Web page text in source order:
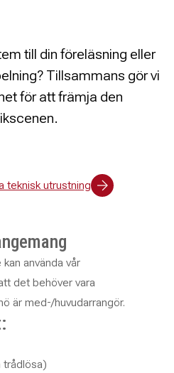
till din föreläsning eller
Tillsammans gör vi
för att främja den
teknisk utrustning
använda vår
det behöver vara
är med-/huvudarrangör.
trådlösa)